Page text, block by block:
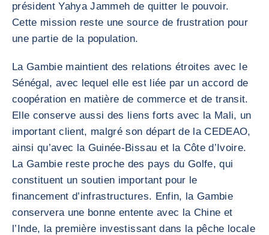
président Yahya Jammeh de quitter le pouvoir.
Cette mission reste une source de frustration pour
une partie de la population.
La Gambie maintient des relations étroites avec le
Sénégal, avec lequel elle est liée par un accord de
coopération en matière de commerce et de transit.
Elle conserve aussi des liens forts avec la Mali, un
important client, malgré son départ de la CEDEAO,
ainsi qu’avec la Guinée-Bissau et la Côte d’Ivoire.
La Gambie reste proche des pays du Golfe, qui
constituent un soutien important pour le
financement d’infrastructures. Enfin, la Gambie
conservera une bonne entente avec la Chine et
l’Inde, la première investissant dans la pêche locale